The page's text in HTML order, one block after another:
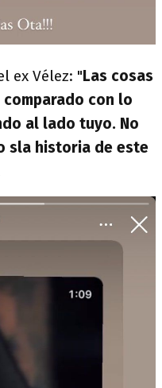
ex Vélez: "Las cosas
con lo
al lado tuyo. No
sla historia de este